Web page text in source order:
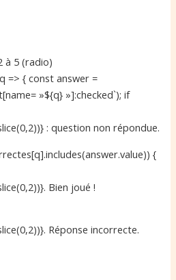
à 5 (radio)
=> { const answer =
»${q} »]:checked`); if
: question non répondue.
{
Bien joué !
Réponse incorrecte.